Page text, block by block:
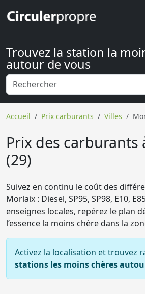
Trouvez la station la
autour de vous
Accueil Prix carburants Villes
Prix des carburants
(29)
Suivez en continu le coût des
Morlaix : Diesel, SP95, SP98, E10,
enseignes locales, repérez le plan
l’essence la moins chère dans la
Activez la localisation et trouvez
stations les moins chères